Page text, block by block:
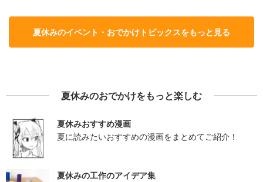
夏休みのイベント・おでかけトピックスをもっと見る
夏休みのおでかけをもっと楽しむ
夏休みおすすめ漫画
夏に読みたいおすすめの漫画をまとめてご紹介！
夏休みの工作のアイデア集